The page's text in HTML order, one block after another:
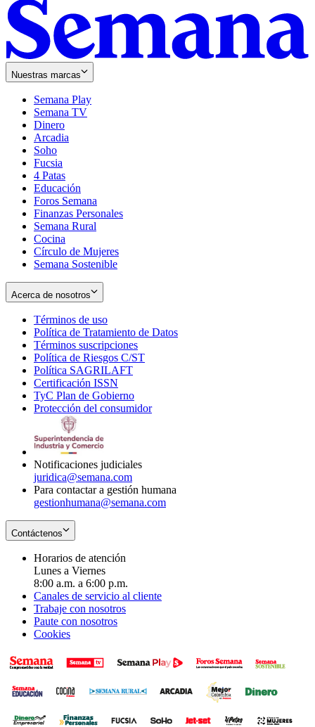
Nuestras marcas
Semana Play
Semana TV
Dinero
Arcadia
Soho
in
new
window
Fucsia
in
new
window
4 Patas
Educación
Foros Semana
Finanzas Personales
Semana Rural
Cocina
Círculo de Mujeres
Semana Sostenible
Acerca de nosotros
Términos de uso
in
new
window
Política de Tratamiento de Datos
Términos suscripciones
in
Política de Riesgos C/ST
Política SAGRILAFT
new
window
Certificación ISSN
in
new
TyC Plan de Gobierno
in
Protección del consumidorOpens
Notificaciones judiciales
juridica@semana.com
Para contactar a gestión humana
gestionhumana@semana.com
Contáctenos
Horarios de atención
Lunes a Viernes
8:00 a.m. a 6:00 p.m.
Canales de servicio al cliente
Trabaje con nosotros
Paute con nosotros
Cookies